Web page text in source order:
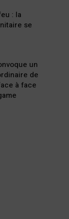
: la
se
un
de
à face